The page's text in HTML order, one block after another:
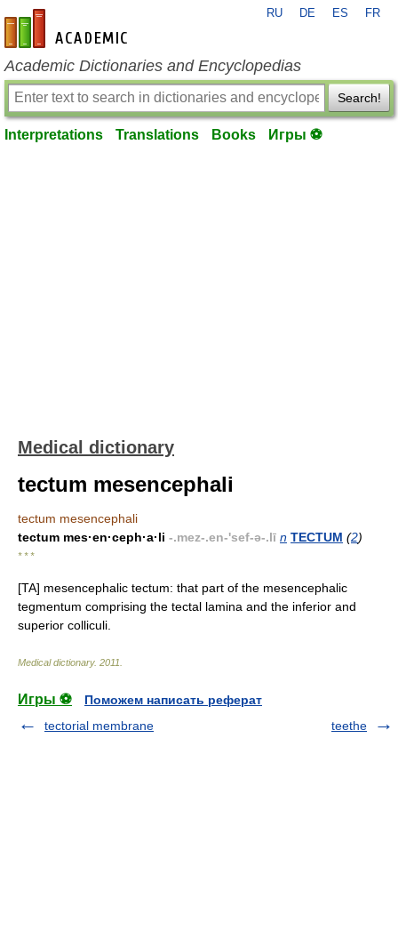
en-academic.com
RU DE ES FR
Academic Dictionaries and Encyclopedias
Search!
Interpretations Translations Books Игры ⚽
Medical dictionary
tectum mesencephali
tectum mesencephali
tectum mes·en·ceph·a·li -.mez-.en-'sef-ə-.lī n TECTUM (2)
* * *
[TA] mesencephalic tectum: that part of the mesencephalic
tegmentum comprising the tectal lamina and the inferior and
superior colliculi.
Medical dictionary. 2011
Игры ⚽
Поможем написать реферат
tectorial membrane
teethe